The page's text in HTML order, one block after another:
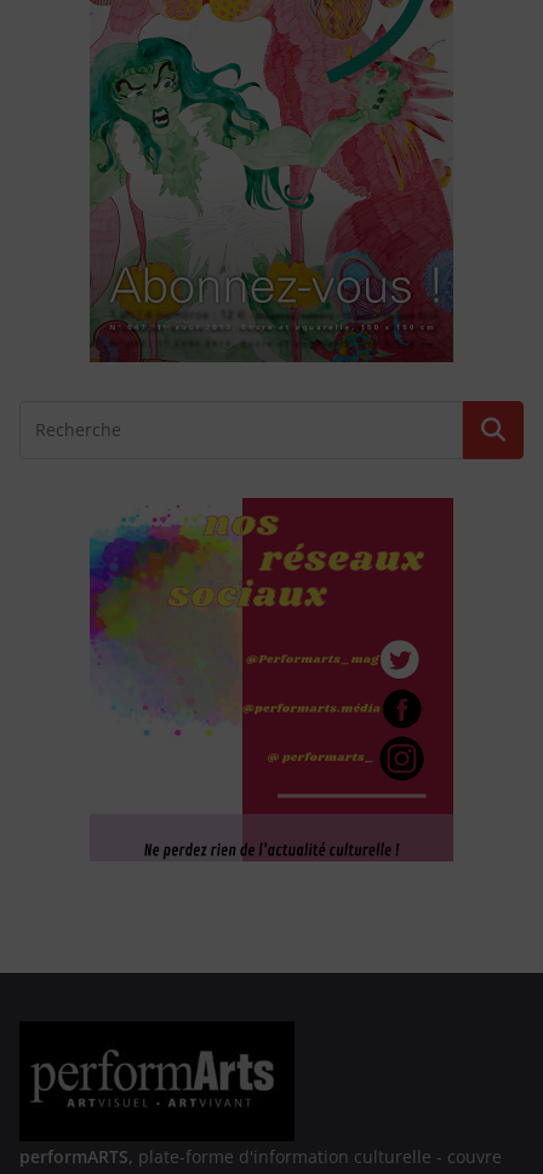
performARTS, plate-forme d'information culturelle - couvre